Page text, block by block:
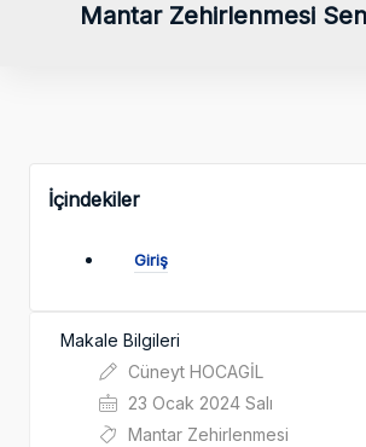
Mantar Zehirlenmesi
İçindekiler
Giriş
Makale Bilgileri
Cüneyt HOCAGİL
23 Ocak 2024 Salı
Mantar Zehirlenmesi